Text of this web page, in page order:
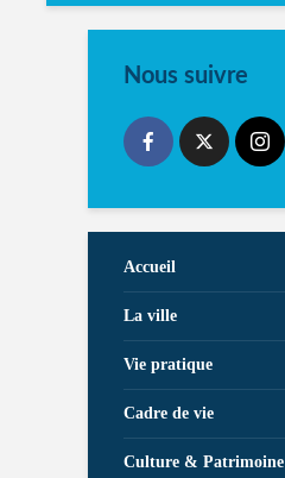
Nous suivre
Accueil
La ville
Vie pratique
Cadre de vie
Culture & Patrimoine